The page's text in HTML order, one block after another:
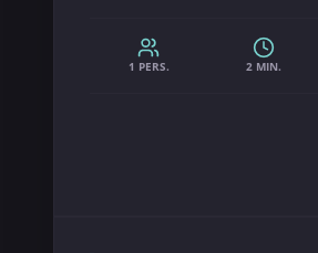
1 PERS. 2 MIN.